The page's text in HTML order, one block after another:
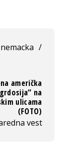
nemacka /
američka
na
ulicama
(FOTO)
vest